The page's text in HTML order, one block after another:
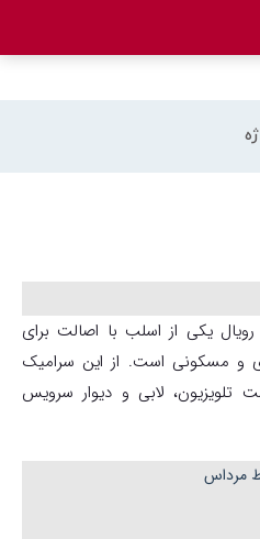
یکی از اسلب با اصالت برای
و مسکونی است. از این سرامیک
لابی و دیوار سرویس
مرداس